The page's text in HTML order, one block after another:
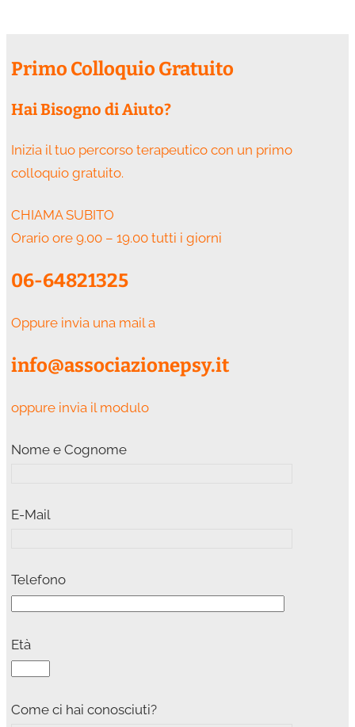
Primo Colloquio Gratuito
Hai Bisogno di Aiuto?
Inizia il tuo percorso terapeutico con un primo
colloquio gratuito.
CHIAMA SUBITO
Orario ore 9.00 – 19.00 tutti i giorni
06-64821325
Oppure invia una mail a
info@associazionepsy.it
oppure invia il modulo
Nome e Cognome
E-Mail
Telefono
Età
Come ci hai conosciuti?